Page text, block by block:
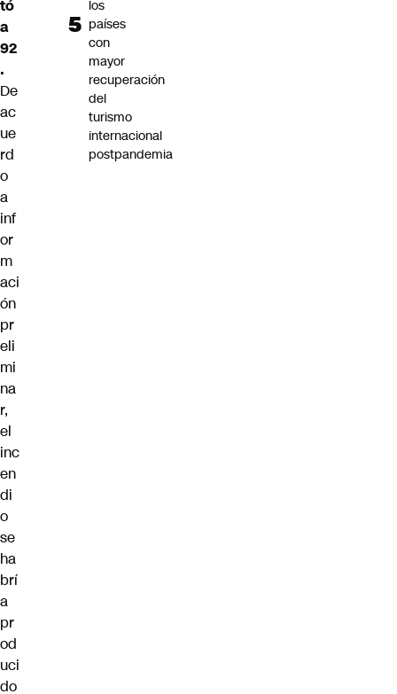
tó
a
92
.
De
ac
ue
rd
o
a
inf
or
m
aci
ón
pr
eli
mi
na
r,
el
inc
en
di
o
se
ha
brí
a
pr
od
uci
do
los
países
con
mayor
recuperación
del
turismo
internacional
postpandemia